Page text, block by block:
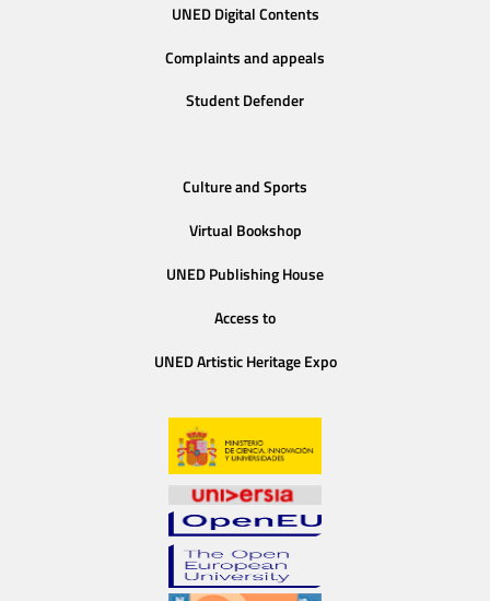
UNED Digital Contents
Complaints and appeals
Student Defender
Culture and Sports
Virtual Bookshop
UNED Publishing House
Access to
UNED Artistic Heritage Expo